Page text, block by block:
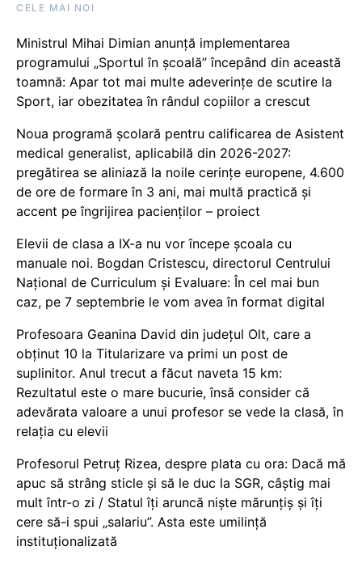
CELE MAI NOI
Ministrul Mihai Dimian anunță implementarea
programului „Sportul în școală” începând din această
toamnă: Apar tot mai multe adeverințe de scutire la
Sport, iar obezitatea în rândul copiilor a crescut
Noua programă școlară pentru calificarea de Asistent
medical generalist, aplicabilă din 2026-2027:
pregătirea se aliniază la noile cerințe europene, 4.600
de ore de formare în 3 ani, mai multă practică și
accent pe îngrijirea pacienților – proiect
Elevii de clasa a IX-a nu vor începe școala cu
manuale noi. Bogdan Cristescu, directorul Centrului
Național de Curriculum și Evaluare: În cel mai bun
caz, pe 7 septembrie le vom avea în format digital
Profesoara Geanina David din județul Olt, care a
obținut 10 la Titularizare va primi un post de
suplinitor. Anul trecut a făcut naveta 15 km:
Rezultatul este o mare bucurie, însă consider că
adevărata valoare a unui profesor se vede la clasă, în
relația cu elevii
Profesorul Petruț Rizea, despre plata cu ora: Dacă mă
apuc să strâng sticle și să le duc la SGR, câștig mai
mult într-o zi / Statul îți aruncă niște mărunțiș și îți
cere să-i spui „salariu”. Asta este umilință
instituționalizată